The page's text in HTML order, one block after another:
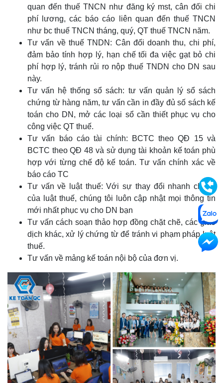
quan đến thuế TNCN như đăng ký mst, cân đối chi
phí lương, các báo cáo liên quan đến thuế TNCN
như bc thuế TNCN tháng, quý, QT thuế TNCN năm.
Tư vấn về thuế TNDN: Cân đối doanh thu, chi phí,
đảm bảo tính hợp lý, hạn chế tối đa việc gạt bỏ chi
phí hợp lý, tránh rủi ro nộp thuế TNDN cho DN sau
này.
Tư vấn hệ thống sổ sách: tư vấn quản lý sổ sách
chứng từ hàng năm, tư vấn cần in đầy đủ số sách kế
toán cho DN, mở các loại sổ cần thiết phục vụ cho
công việc QT thuế.
Tư vấn báo cáo tài chính: BCTC theo QĐ 15 và
BCTC theo QĐ 48 và sử dụng tài khoản kế toán phù
hợp với từng chế độ kế toán. Tư vấn chính xác về
báo cáo TC
Tư vấn về luật thuế: Với sự thay đổi nhanh chóng
của luật thuế, chúng tôi luôn cập nhật mọi thông tin
mới nhất phục vụ cho DN bạn
Tư vấn cách soạn thảo hợp đồng chặt chẽ, các giao
dịch khác, xử lý chứng từ để tránh vi phạm pháp luật
thuế.
Tư vấn về mảng kế toán nội bộ của đơn vị.